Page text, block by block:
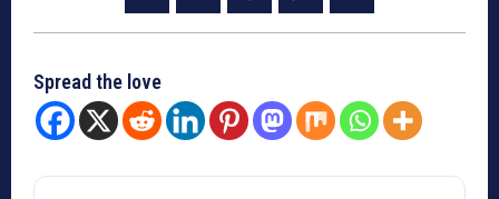
Spread the love